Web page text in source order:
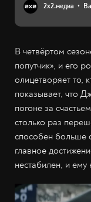
2х2.медиа
В четвёртом
попутчик», и его
олицетворяет то,
показывает, что
погоне за
столько раз
способен больше
главное
нестабилен, и